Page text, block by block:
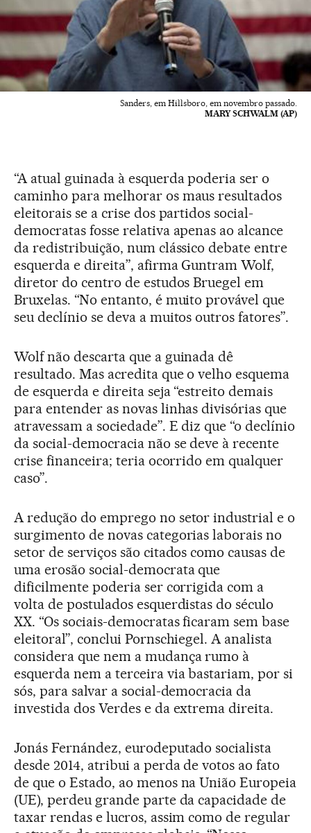
Sanders, em Hillsboro, em novembro passado.
MARY SCHWALM (AP)
“A atual guinada à esquerda poderia ser o
caminho para melhorar os maus resultados
eleitorais se a crise dos partidos social-
democratas fosse relativa apenas ao alcance
da redistribuição, num clássico debate entre
esquerda e direita”, afirma Guntram Wolf,
diretor do centro de estudos Bruegel em
Bruxelas. “No entanto, é muito provável que
seu declínio se deva a muitos outros fatores”.
Wolf não descarta que a guinada dê
resultado. Mas acredita que o velho esquema
de esquerda e direita seja “estreito demais
para entender as novas linhas divisórias que
atravessam a sociedade”. E diz que “o declínio
da social-democracia não se deve à recente
crise financeira; teria ocorrido em qualquer
caso”.
A redução do emprego no setor industrial e o
surgimento de novas categorias laborais no
setor de serviços são citados como causas de
uma erosão social-democrata que
dificilmente poderia ser corrigida com a
volta de postulados esquerdistas do século
XX. “Os sociais-democratas ficaram sem base
eleitoral”, conclui Pornschiegel. A analista
considera que nem a mudança rumo à
esquerda nem a terceira via bastariam, por si
sós, para salvar a social-democracia da
investida dos Verdes e da extrema direita.
Jonás Fernández, eurodeputado socialista
desde 2014, atribui a perda de votos ao fato
de que o Estado, ao menos na União Europeia
(UE), perdeu grande parte da capacidade de
taxar rendas e lucros, assim como de regular